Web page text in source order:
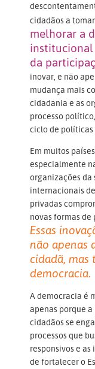
cidadãos a
melhorar a
institucional
da
inovar, e não
mudança mais
cidadania e as
processo
ciclo de políticas
Em muitos
especialmente
organizações da
internacionais
privadas
novas formas
Essas
não apenas
cidadã,
democracia.
A democracia é
apenas porque
cidadãos se
processos que
responsivos e
de fortalecer o